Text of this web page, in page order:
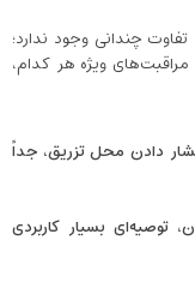
چندانی وجود ندارد؛
ویژه هر کدام،
و یا فشار دادن محل تزریق، جداً
توصیه‌ای بسیار کاربردی